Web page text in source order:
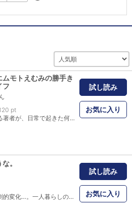
ムモトえむみの勝手き
フ
pt
３児の母である著者が、日常で起きた何気ない面白さに少しだけ脚色をして描く！ ５人家族のエムモト家。ツッコミかつ天然ボケの母、常識人枠だけど時々幼くなる父、ゲーム好きで斜に構えた長男、石集めが大好きな長女…。 その中でも特に末娘の小学生：えむみ がもつ破壊力は家族の中でもひときわ輝く！ 小学校低学年ならではの突拍子もないリアクションや独特の視点を持ち、 神様が愛らしさと小生意気さをちょうど良い塩梅で生み出したとしか思えないそのキャラ性は必見！ えむみはいったいどんな大人になっていくのか…。 誰もが親目線で暖かく見守りたくなる系コミックエッセイ！
試し読み
お気に入り
。
それは人生の劇的変化…。一人暮らしの希夏帆の前に恋人・愁人が連れてきた二人の少年。二人は愁人の親戚で両親を失ったばかりの兄弟だという。希夏帆の家で生真面目な中学2年生の冬真、天真爛漫な5歳の春陽、そして愁人の4人は同居生活をすることに。戸惑う日々の中、彼らの新たな関係が始まる――。
試し読み
お気に入り